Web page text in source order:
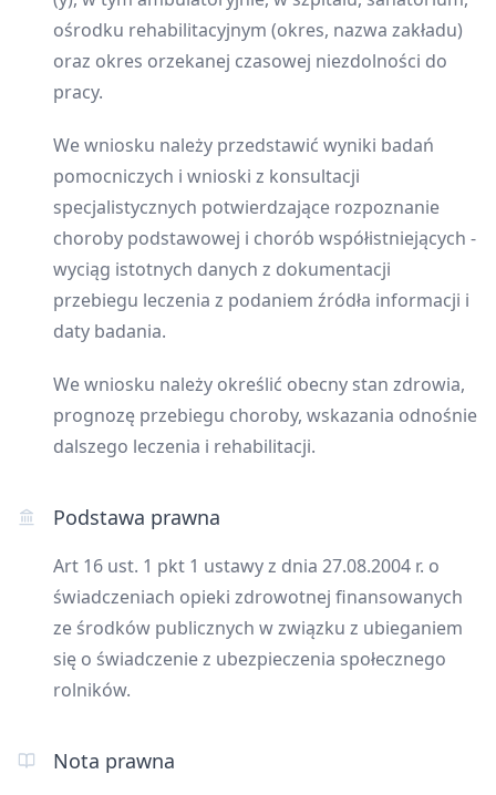
ośrodku rehabilitacyjnym (okres, nazwa zakładu)
oraz okres orzekanej czasowej niezdolności do
pracy.
We wniosku należy przedstawić wyniki badań
pomocniczych i wnioski z konsultacji
specjalistycznych potwierdzające rozpoznanie
choroby podstawowej i chorób współistniejących -
wyciąg istotnych danych z dokumentacji
przebiegu leczenia z podaniem źródła informacji i
daty badania.
We wniosku należy określić obecny stan zdrowia,
prognozę przebiegu choroby, wskazania odnośnie
dalszego leczenia i rehabilitacji.
Podstawa prawna
Art 16 ust. 1 pkt 1 ustawy z dnia 27.08.2004 r. o
świadczeniach opieki zdrowotnej finansowanych
ze środków publicznych w związku z ubieganiem
się o świadczenie z ubezpieczenia społecznego
rolników.
Nota prawna